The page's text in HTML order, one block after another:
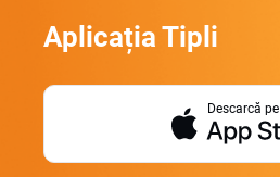
Aplicația Tipli
Descarcă pe